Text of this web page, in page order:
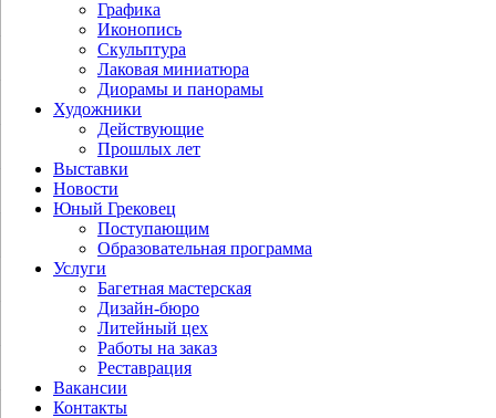
Графика
Иконопись
Скульптура
Лаковая миниатюра
Диорамы и панорамы
Художники
Действующие
Прошлых лет
Выставки
Новости
Юный Грековец
Поступающим
Образовательная программа
Услуги
Багетная мастерская
Дизайн-бюро
Литейный цех
Работы на заказ
Реставрация
Вакансии
Контакты